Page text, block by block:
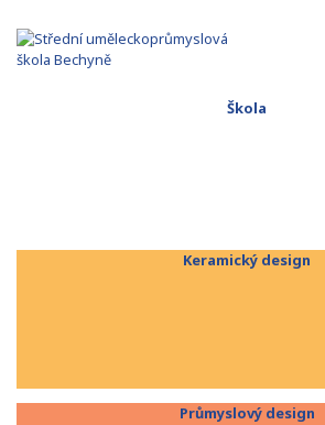
Škola
Keramický design
Průmyslový design